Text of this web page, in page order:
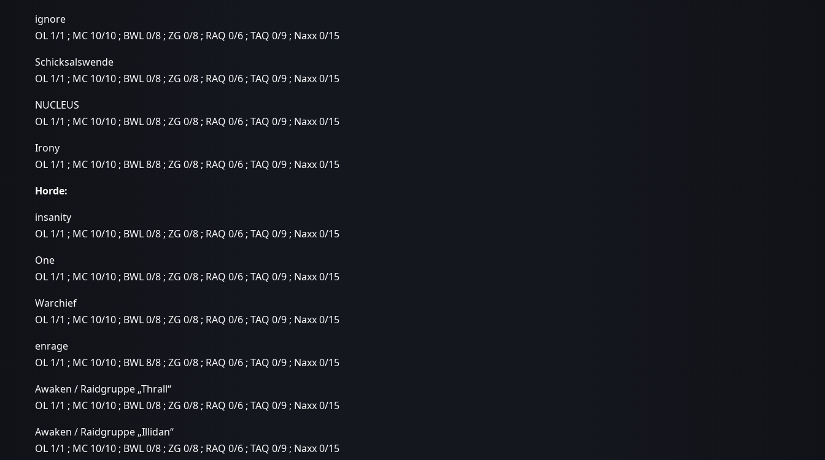
ignore
OL 1/1 ; MC 10/10 ; BWL 0/8 ; ZG 0/8 ; RAQ 0/6 ; TAQ 0/9 ; Naxx 0/15
Schicksalswende
OL 1/1 ; MC 10/10 ; BWL 0/8 ; ZG 0/8 ; RAQ 0/6 ; TAQ 0/9 ; Naxx 0/15
NUCLEUS
OL 1/1 ; MC 10/10 ; BWL 0/8 ; ZG 0/8 ; RAQ 0/6 ; TAQ 0/9 ; Naxx 0/15
Irony
OL 1/1 ; MC 10/10 ; BWL 8/8 ; ZG 0/8 ; RAQ 0/6 ; TAQ 0/9 ; Naxx 0/15
Horde:
insanity
OL 1/1 ; MC 10/10 ; BWL 0/8 ; ZG 0/8 ; RAQ 0/6 ; TAQ 0/9 ; Naxx 0/15
One
OL 1/1 ; MC 10/10 ; BWL 0/8 ; ZG 0/8 ; RAQ 0/6 ; TAQ 0/9 ; Naxx 0/15
Warchief
OL 1/1 ; MC 10/10 ; BWL 0/8 ; ZG 0/8 ; RAQ 0/6 ; TAQ 0/9 ; Naxx 0/15
enrage
OL 1/1 ; MC 10/10 ; BWL 8/8 ; ZG 0/8 ; RAQ 0/6 ; TAQ 0/9 ; Naxx 0/15
Awaken / Raidgruppe „Thrall“
OL 1/1 ; MC 10/10 ; BWL 0/8 ; ZG 0/8 ; RAQ 0/6 ; TAQ 0/9 ; Naxx 0/15
Awaken / Raidgruppe „Illidan“
OL 1/1 ; MC 10/10 ; BWL 0/8 ; ZG 0/8 ; RAQ 0/6 ; TAQ 0/9 ; Naxx 0/15